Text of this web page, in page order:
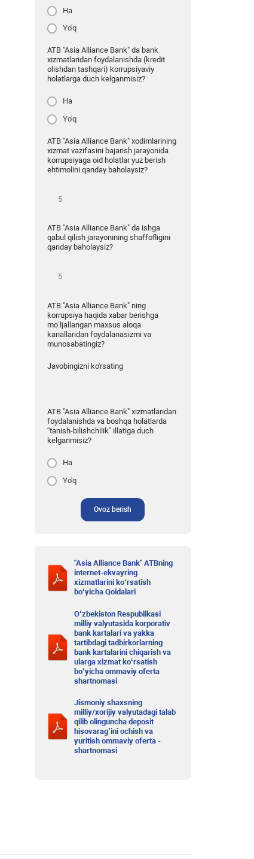
Ha
Yo'q
ATB "Asia Alliance Bank" da bank
xizmatlaridan foydalanishda (kredit
olishdan tashqari) korrupsiyaviy
holatlarga duch kelganmisiz?
Ha
Yo'q
ATB "Asia Alliance Bank" xodimlarining
xizmat vazifasini bajarish jarayonida
korrupsiyaga oid holatlar yuz berish
ehtimolini qanday baholaysiz?
ATB "Asia Alliance Bank" da ishga
qabul qilish jarayonining shaffofligini
qanday baholaysiz?
ATB "Asia Alliance Bank" ning
korrupsiya haqida xabar berishga
mo‘ljallangan maxsus aloqa
kanallaridan foydalanasizmi va
munosabatingiz?
Javobingizni ko'rsating
ATB "Asia Alliance Bank" xizmatlaridan
foydalanishda va boshqa holatlarda
“tanish-bilishchilik” illatiga duch
kelganmisiz?
Ha
Yo'q
Ovoz berish
"Asia Alliance Bank" ATBning
internet-ekvayring
xizmatlarini ko‘rsatish
bo‘yicha Qoidalari
O‘zbekiston Respublikasi
milliy valyutasida korporativ
bank kartalari va yakka
tartibdagi tadbirkorlarning
bank kartalarini chiqarish va
ularga xizmat ko‘rsatish
bo‘yicha ommaviy oferta
shartnomasi
Jismoniy shaxsning
milliy/xorijiy valyutadagi talab
qilib olinguncha deposit
hisovarag’ini ochish va
yuritish ommaviy oferta -
shartnomasi